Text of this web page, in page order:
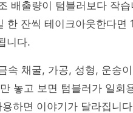
배출량이 텀블러보다 작
한 잔씩 테이크아웃한다면
니다.
속 채굴, 가공, 성형, 운송
놓고 보면 텀블러가 일회
하면 이야기가 달라집니